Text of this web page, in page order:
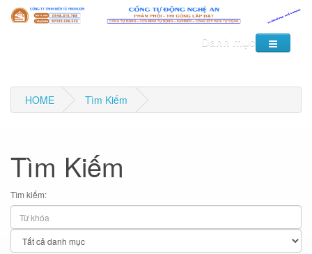
Danh mục
HOME Tìm Kiếm
Tìm Kiếm
Tìm kiếm: